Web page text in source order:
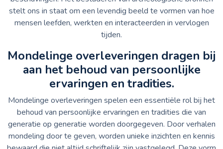
stelt ons in staat om een levendig beeld te vormen van hoe
mensen leefden, werkten en interacteerden in vervlogen
tijden.
Mondelinge overleveringen dragen bij
aan het behoud van persoonlijke
ervaringen en tradities.
Mondelinge overleveringen spelen een essentiële rol bij het
behoud van persoonlijke ervaringen en tradities die van
generatie op generatie worden doorgegeven. Door verhalen
mondeling door te geven, worden unieke inzichten en kennis